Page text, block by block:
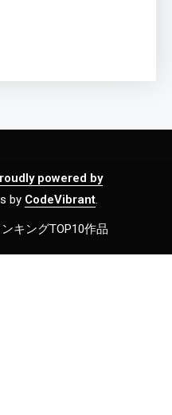
powered by
by CodeVibrant.
キングTOP10作品